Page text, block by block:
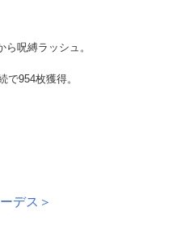
呪縛ラッシュ。
で954枚獲得。
デス＞